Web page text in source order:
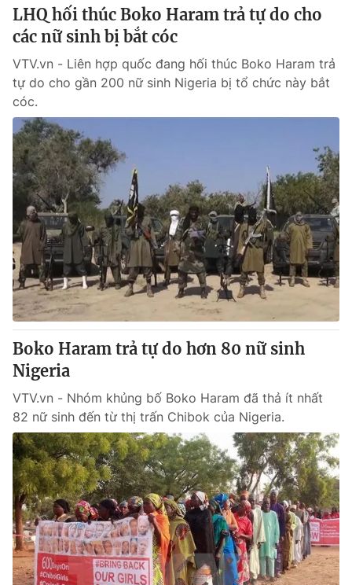
LHQ hối thúc Boko Haram trả tự do cho
các nữ sinh bị bắt cóc
VTV.vn - Liên hợp quốc đang hối thúc Boko Haram trả
tự do cho gần 200 nữ sinh Nigeria bị tổ chức này bắt
cóc.
Boko Haram trả tự do hơn 80 nữ sinh
Nigeria
VTV.vn - Nhóm khủng bố Boko Haram đã thả ít nhất
82 nữ sinh đến từ thị trấn Chibok của Nigeria.